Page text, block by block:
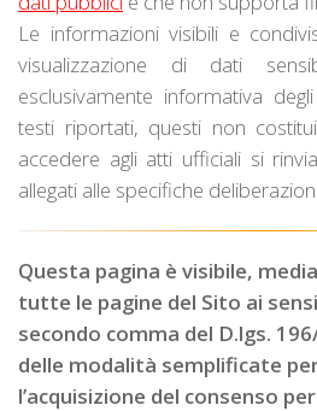
Le informazioni visibili e
visualizzazione di dati
esclusivamente informativa
testi riportati, questi non
accedere agli atti ufficiali si
allegati alle specifiche
Questa pagina è visibile,
tutte le pagine del Sito ai
secondo comma del D.lgs.
delle modalità semplificate
l’acquisizione del consenso